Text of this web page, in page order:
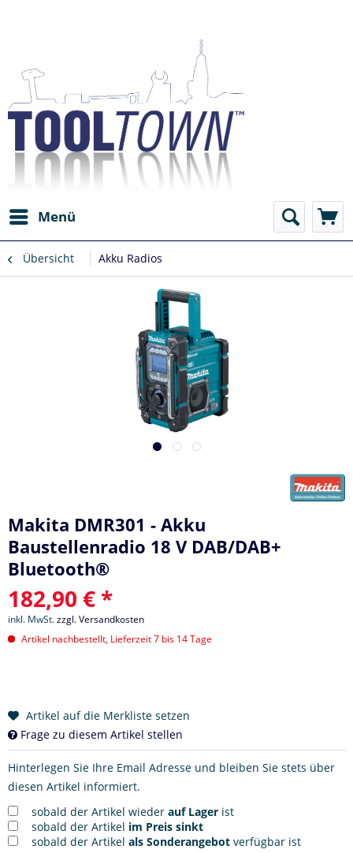
Menü
Übersicht Akku Radios
Makita DMR301 - Akku
Baustellenradio 18 V DAB/DAB+
Bluetooth®
182,90 € *
inkl. MwSt.zzgl. Versandkosten
Artikel nachbestellt, Lieferzeit 7 bis 14 Tage
Artikel auf die Merkliste setzen
Frage zu diesem Artikel stellen
Hinterlegen Sie Ihre Email Adresse und bleiben Sie stets über
diesen Artikel informiert.
sobald der Artikel wieder auf Lager ist
sobald der Artikel im Preis sinkt
sobald der Artikel als Sonderangebot verfügbar ist